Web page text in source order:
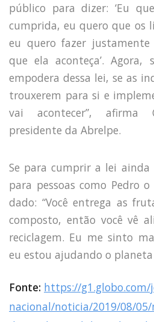
público para dizer: ‘Eu
cumprida, eu quero que os
eu quero fazer
que ela aconteça’.
empodera dessa lei, se as
trouxerem para si e
vai acontecer”, afirma
presidente da Abrelpe.
Se para cumprir a lei
para pessoas como Pedro
dado: “Você entrega as
composto, então você vê
reciclagem. Eu me sinto
eu estou ajudando o
Fonte: https://g1.globo.com/
nacional/noticia/2019/08/05/